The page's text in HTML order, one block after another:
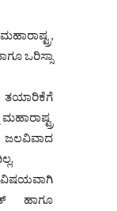
ಒರಿಸ್ಸಾ
ತಯಾರಿಕೆಗೆ
ಹಾಗೂ